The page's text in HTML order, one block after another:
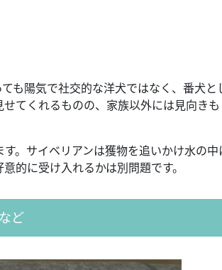
も陽気で社交的な洋犬ではなく、番犬と
てくれるものの、家族以外には見向きも
。サイベリアンは獲物を追いかけ水の中
的に受け入れるかは別問題です。
ど